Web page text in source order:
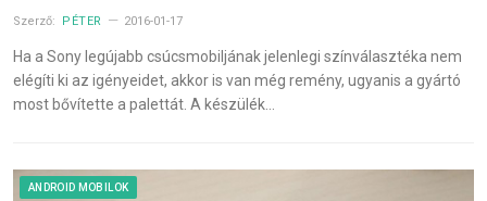
Szerző: PÉTER 2016-01-17
Ha a Sony legújabb csúcsmobiljának jelenlegi színválasztéka nem
elégíti ki az igényeidet, akkor is van még remény, ugyanis a gyártó
most bővítette a palettát. A készülék…
ANDROID MOBILOK